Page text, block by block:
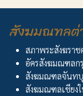
สังฆมณฑลต่า
สภาพระสังฆรา
อัครสังฆมณฑลก
สังฆมณฑลจันท
สังฆมณฑลเชียง